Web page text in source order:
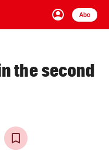
account_circle
Anmelden
Abo
close Schließen
arrow_right
the second